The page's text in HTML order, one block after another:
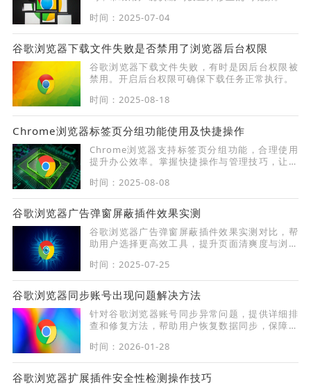
时间：2025-07-04
谷歌浏览器下载文件失败是否禁用了浏览器后台权限
谷歌浏览器下载文件失败，有时是因后台权限被
禁用。开启后台权限可确保下载任务正常执行。
时间：2025-08-18
Chrome浏览器标签页分组功能使用及快捷操作
Chrome浏览器支持标签页分组功能，合理使用
提升办公效率。掌握快捷操作与管理技巧，让标
时间：2025-08-08
谷歌浏览器广告弹窗屏蔽插件效果实测
谷歌浏览器广告弹窗屏蔽插件效果实测对比，帮
助用户选择更高效工具，提升页面清爽度与浏览
时间：2025-07-25
谷歌浏览器同步账号出现问题解决方法
针对谷歌浏览器账号同步异常问题，提供详细排
查和修复方法，帮助用户恢复数据同步，保障多
时间：2026-01-28
谷歌浏览器扩展插件安全性检测操作技巧